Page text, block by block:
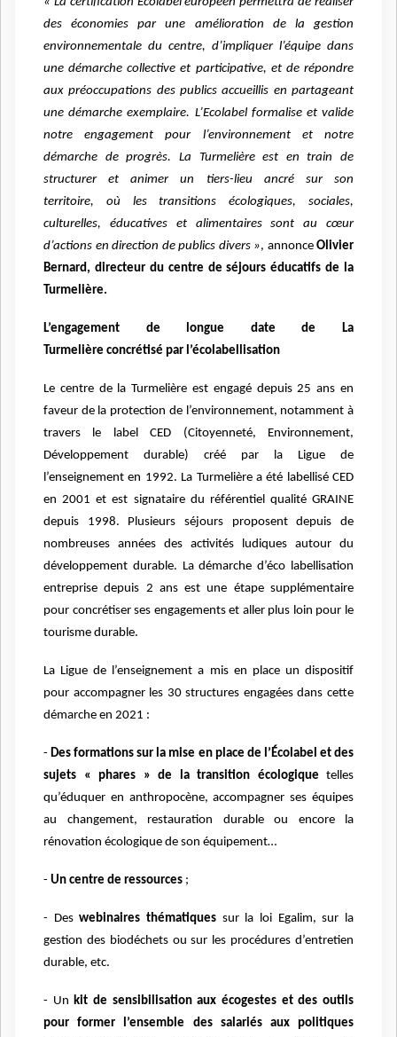
des économies par une amélioration de la gestion
environnementale du centre, d’impliquer l’équipe dans
une démarche collective et participative, et de répondre
aux préoccupations des publics accueillis en partageant
une démarche exemplaire. L’Ecolabel formalise et valide
notre engagement pour l’environnement et notre
démarche de progrès. La Turmelière est en train de
structurer et animer un tiers-lieu ancré sur son
territoire, où les transitions écologiques, sociales,
culturelles, éducatives et alimentaires sont au cœur
d’actions en direction de publics divers », annonce Olivier
Bernard, directeur du centre de séjours éducatifs de la
Turmelière.
L’engagement de longue date de La
Turmelière concrétisé par l’écolabellisation
Le centre de la Turmelière est engagé depuis 25 ans en
faveur de la protection de l’environnement, notamment à
travers le label CED (Citoyenneté, Environnement,
Développement durable) créé par la Ligue de
l’enseignement en 1992. La Turmelière a été labellisé CED
en 2001 et est signataire du référentiel qualité GRAINE
depuis 1998. Plusieurs séjours proposent depuis de
nombreuses années des activités ludiques autour du
développement durable. La démarche d’éco labellisation
entreprise depuis 2 ans est une étape supplémentaire
pour concrétiser ses engagements et aller plus loin pour le
tourisme durable.
La Ligue de l’enseignement a mis en place un dispositif
pour accompagner les 30 structures engagées dans cette
démarche en 2021 :
- Des formations sur la mise en place de l’Écolabel et des
sujets « phares » de la transition écologique telles
qu’éduquer en anthropocène, accompagner ses équipes
au changement, restauration durable ou encore la
rénovation écologique de son équipement…
- Un centre de ressources ;
- Deswebinaires thématiques sur la loi Egalim, sur la
gestion des biodéchets ou sur les procédures d’entretien
durable, etc.
- Un kit de sensibilisation aux écogestes et des outils
pour former l’ensemble des salariés aux politiques